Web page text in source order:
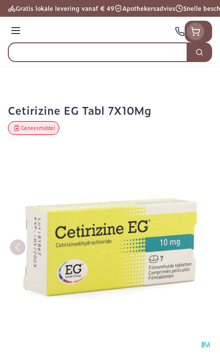
Ga naar de inhoud
Gratis lokale levering vanaf € 49 Apothekersadvies Snelle
Menu
Product, merk, categorie...
Zoek
Cetirizine EG Tabl 7X10Mg
Geneesmiddel